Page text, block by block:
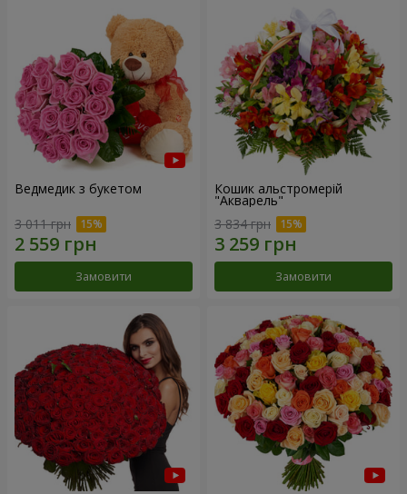
Ведмедик з букетом
3 011 грн
Замовити
Кошик альстромерій
"Акварель"
3 834 грн
Замовити